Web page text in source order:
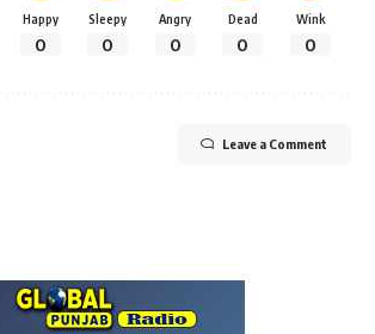
Happy
0
Sleepy
0
Angry
0
Dead
0
Wink
0
Leave a Comment